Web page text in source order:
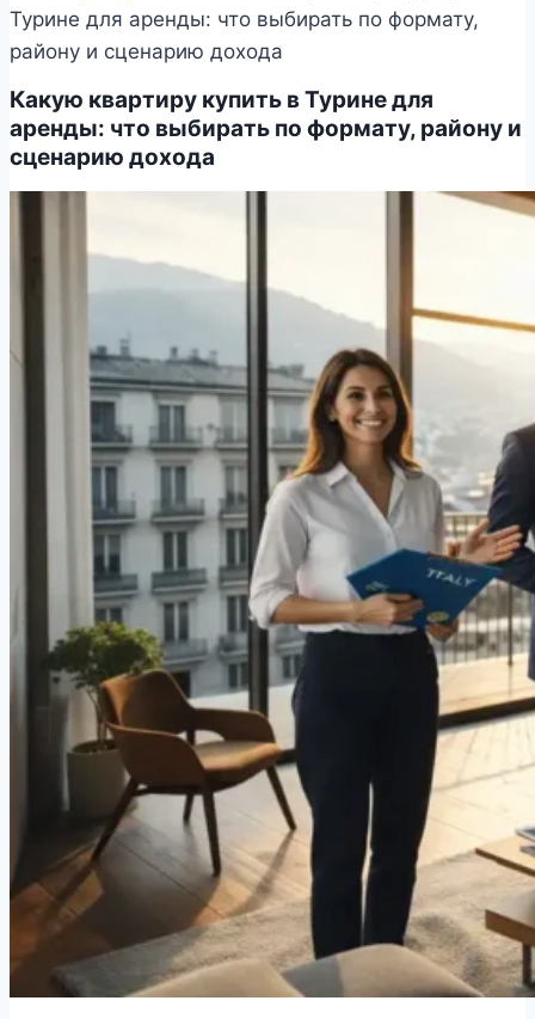
Турине для аренды: что выбирать по формату,
району и сценарию дохода
Какую квартиру купить в Турине для
аренды: что выбирать по формату, району и
сценарию дохода